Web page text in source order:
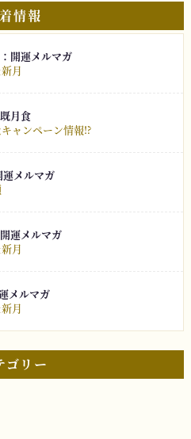
情報
開運メルマガ
月
月食
ャンペーン情報⁉︎
運メルマガ
運メルマガ
月
メルマガ
月
ゴリー